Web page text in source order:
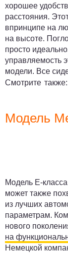
хорошее
расстояния.
впринципе на
на высоте.
просто
управляемость
модели. Все
Смотрите
Модель
Модель Е-
может также
из лучших
параметрам.
нового
на
Немецкой